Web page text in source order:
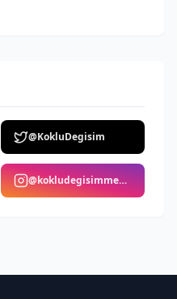
@KokluDegisim
@kokludegisimmedya